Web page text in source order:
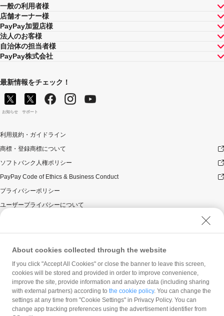
一般の利用者様
店舗オーナー様
PayPay加盟店様
法人のお客様
自治体の担当者様
PayPay株式会社
最新情報をチェック！
お知らせ サポート
利用規約・ガイドライン
商標・登録商標について
ソフトバンク人権ポリシー
PayPay Code of Ethics & Business Conduct
プライバシーポリシー
ユーザープライバシーについて
ウェブサイト利用規約
反社会的勢力に対する方針
勧誘方針
マネロン等基本方針
カスタマーハラスメントに関する当社の考え方
About cookies collected through the website
If you click "Accept All Cookies" or close the banner to leave this screen,
cookies will be stored and provided in order to improve convenience,
improve the site, provide information and analyze data (including sharing
with external partners) according to the cookie policy. You can change the
settings at any time from "Cookie Settings" in Privacy Policy. You can
change app tracking preferences using the advertisement identifier from